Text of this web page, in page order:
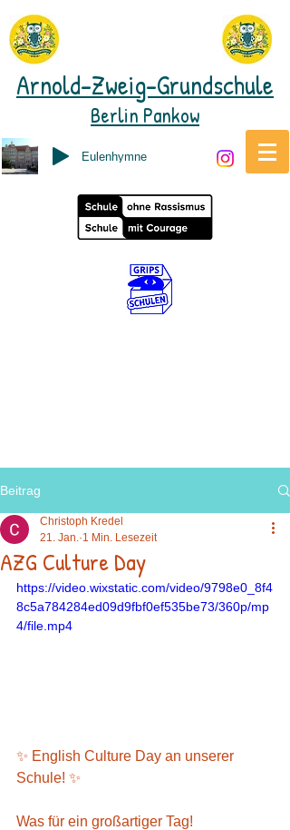
Arnold-Zweig-Grundschule
Berlin Pankow
Eulenhymne
Beitrag
AZG Culture Day
Christoph Kredel
21. Jan. 1 Min. Lesezeit
https://video.wixstatic.com/video/9798e0_8f4
8c5a784284ed09d9fbf0ef535be73/360p/mp
4/file.mp4
✨ English Culture Day an unserer
Schule! ✨
Was für ein großartiger Tag!